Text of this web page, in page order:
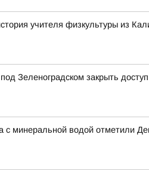
учителя физкультуры из
Зеленоградском закрыть
с минеральной водой отметили